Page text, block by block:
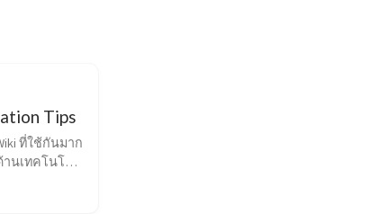
Tips
ที่ใช้กันมาก
นเทคโนโลยี